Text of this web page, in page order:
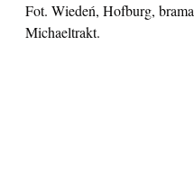
Fot. Wiedeń, Hofburg, brama
Michaeltrakt.